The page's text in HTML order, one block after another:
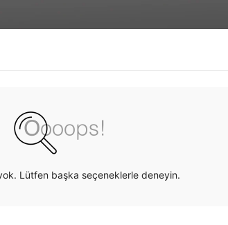
Lütfen başka seçeneklerle deneyin.